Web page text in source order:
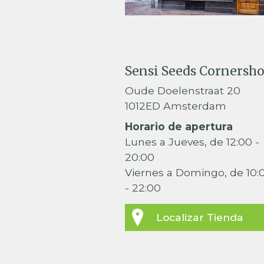
Sensi Seeds
Oude Doelenstraat 20
1012ED Amsterdam
Horario de apertura
Lunes a Jueves, de 12:00 -
20:00
Viernes a Domingo, de
- 22:00
Localizar Tienda